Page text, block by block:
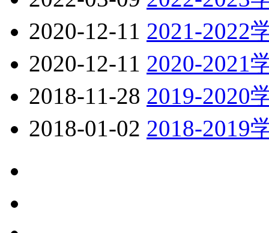
2020-12-11 2021-2022
2020-12-11 2020-2021
2018-11-28 2019-2020
2018-01-02 2018-2019